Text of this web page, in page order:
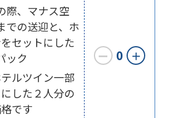
際、マナス空
での送迎と、ホ
セットにした
ック
ルツイン一部
した２人分の
です
ー 0 ＋